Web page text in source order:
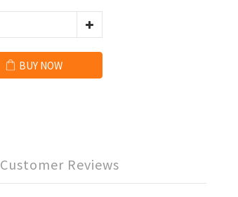
BUY NOW
Customer Reviews